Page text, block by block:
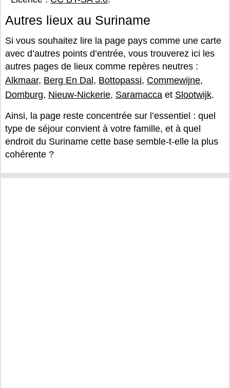
Autres lieux au Suriname
Si vous souhaitez lire la page pays comme une carte
avec d’autres points d’entrée, vous trouverez ici les
autres pages de lieux comme repères neutres :
Alkmaar, Berg En Dal, Bottopassi, Commewijne,
Domburg, Nieuw-Nickerie, Saramacca et Slootwijk.
Ainsi, la page reste concentrée sur l’essentiel : quel
type de séjour convient à votre famille, et à quel
endroit du Suriname cette base semble-t-elle la plus
cohérente ?